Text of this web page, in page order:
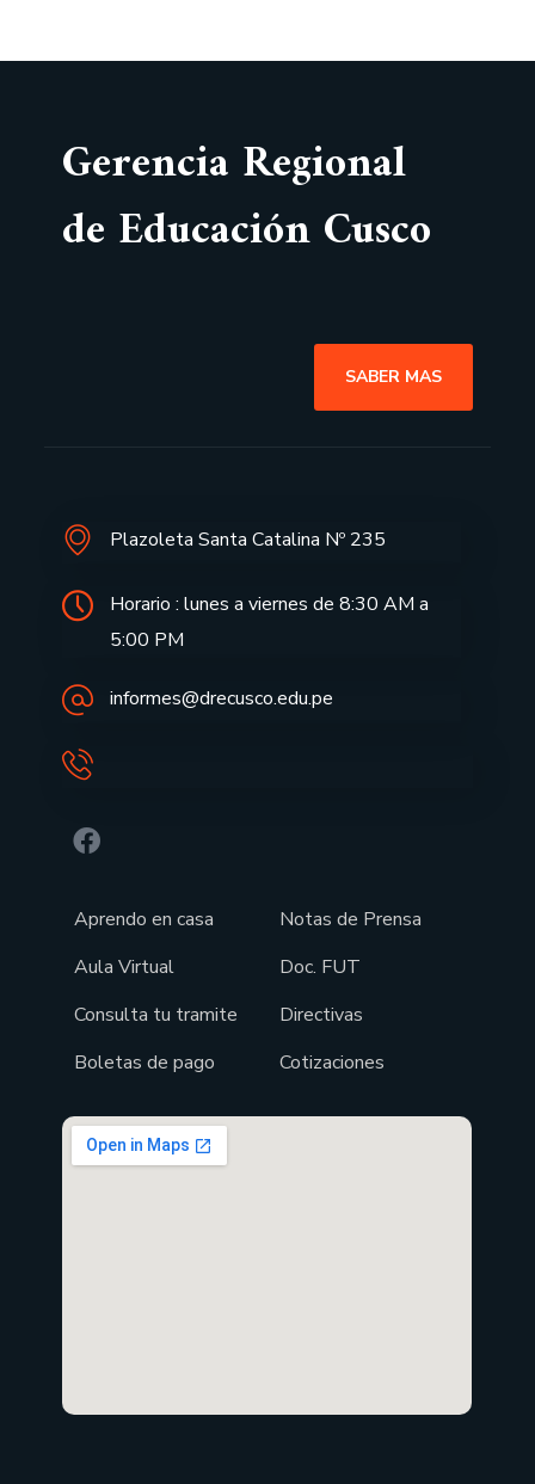
Gerencia Regional
de Educación Cusco
SABER MAS
Plazoleta Santa Catalina Nº 235
Horario : lunes a viernes de 8:30 AM a
5:00 PM
informes@drecusco.edu.pe
Aprendo en casa
Aula Virtual
Consulta tu tramite
Boletas de pago
Notas de Prensa
Doc. FUT
Directivas
Cotizaciones